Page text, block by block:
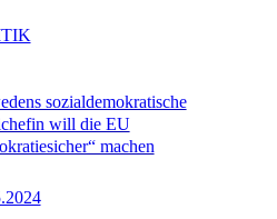
sozialdemokratische
will die EU
machen